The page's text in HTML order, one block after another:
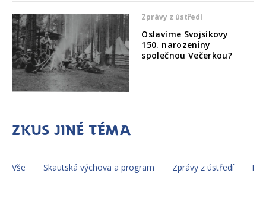
Zprávy z ústředí
Oslavíme Svojsíkovy
150. narozeniny
společnou Večerkou?
Zkus jiné téma
Vše Skautská výchova a program Zprávy z ústředí